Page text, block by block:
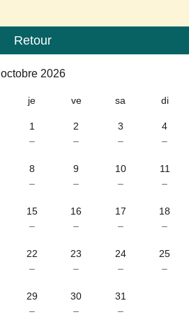
Calendrier
Retour
octobre 2026
je ve sa di
1
–
2
–
3
–
4
–
8
–
9
–
10
–
11
–
15
–
16
–
17
–
18
–
22
–
23
–
24
–
25
–
29
–
30
–
31
–